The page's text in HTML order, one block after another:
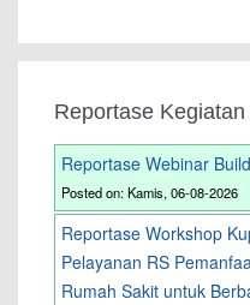
Reportase Kegiatan
Reportase Webinar
Posted on: Kamis, 06-08-2026
Reportase Workshop
Pelayanan RS
Rumah Sakit untuk